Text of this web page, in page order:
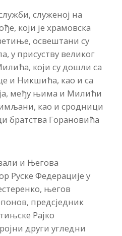
служеној на
који је храмовска
освештани су
у присуству великог
који су дошли са
и Никшића, као и са
међу њима и Милићи
као и сродници
братства Горановића
и Његова
Руске Федерације у
његов
предсједник
Рајко
други угледни